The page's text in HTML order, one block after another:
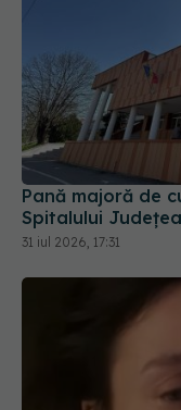
Pană majoră de
Spitalului
31 iul 2026, 17:31